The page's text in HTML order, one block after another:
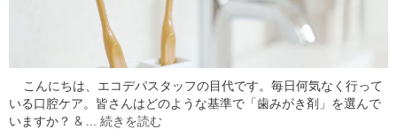
こんにちは、エコデパスタッフの目代です。毎日何気なく行って
いる口腔ケア。皆さんはどのような基準で「歯みがき剤」を選んで
いますか？ & … 続きを読む